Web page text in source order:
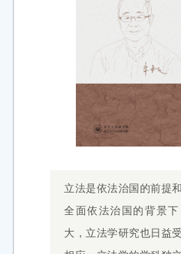
立法是依法治国的前提
全面依法治国的背景
大，立法学研究也日益